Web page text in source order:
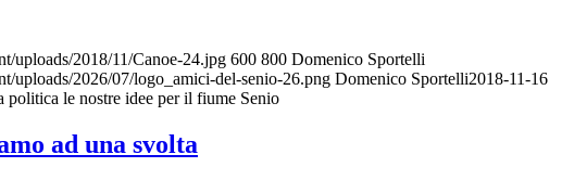
uploads/2018/11/Canoe-24.jpg 600 800 Domenico Sportelli
uploads/2026/07/logo_amici-del-senio-26.png Domenico Sportelli2018-11-16
politica le nostre idee per il fiume Senio
ad una svolta